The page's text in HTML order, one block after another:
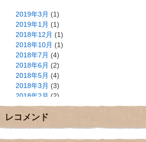
2019年3月 (1)
2019年1月 (1)
2018年12月 (1)
2018年10月 (1)
2018年7月 (4)
2018年6月 (2)
2018年5月 (4)
2018年3月 (3)
2018年2月 (2)
2018年1月(2)
2017年12月
2017年11月(3)
レコメンド